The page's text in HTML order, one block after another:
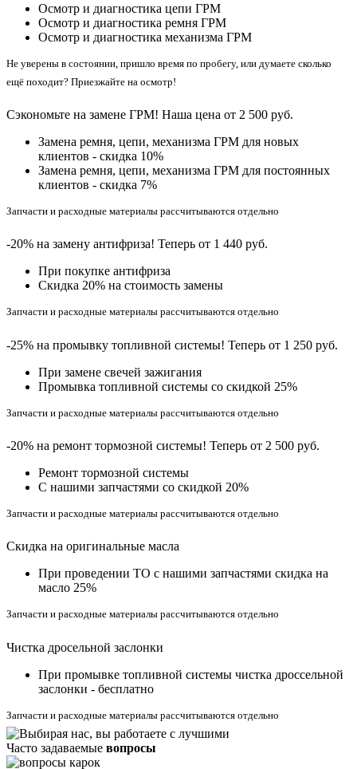
Осмотр и диагностика цепи ГРМ
Осмотр и диагностика ремня ГРМ
Осмотр и диагностика механизма ГРМ
Не уверены в состоянии, пришло время по пробегу, или думаете сколько
ещё походит? Приезжайте на осмотр!
Сэкономьте на замене ГРМ! Наша цена от 2 500 руб.
Замена ремня, цепи, механизма ГРМ для новых
клиентов - скидка 10%
Замена ремня, цепи, механизма ГРМ для постоянных
клиентов - скидка 7%
Запчасти и расходные материалы рассчитываются отдельно
-20% на замену антифриза! Теперь от 1 440 руб.
При покупке антифриза
Cкидка 20% на стоимость замены
Запчасти и расходные материалы рассчитываются отдельно
-25% на промывку топливной системы! Теперь от 1 250 руб.
При замене свечей зажигания
Промывка топливной системы со скидкой 25%
Запчасти и расходные материалы рассчитываются отдельно
-20% на ремонт тормозной системы! Теперь от 2 500 руб.
Ремонт тормозной системы
С нашими запчастями со скидкой 20%
Запчасти и расходные материалы рассчитываются отдельно
Скидка на оригинальные масла
При проведении ТО с нашими запчастями скидка на
масло 25%
Запчасти и расходные материалы рассчитываются отдельно
Чистка дросельной заслонки
При промывке топливной системы чистка дроссельной
заслонки - бесплатно
Запчасти и расходные материалы рассчитываются отдельно
Часто задаваемые вопросы